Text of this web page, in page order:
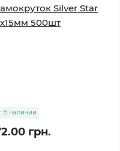
Silver Star
500шт
В наличии
грн.